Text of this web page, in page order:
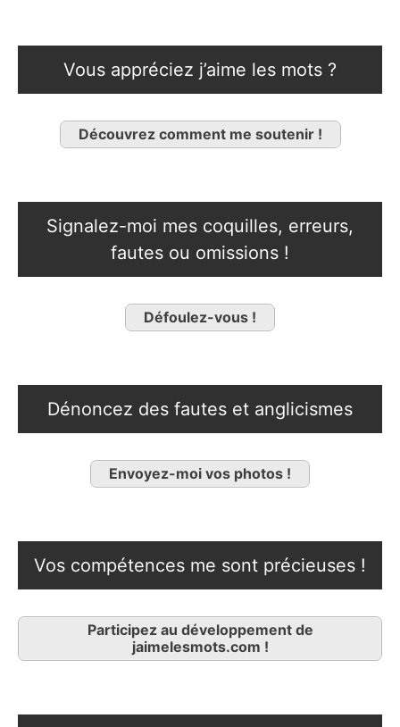
Vous appréciez j’aime les mots ?
Découvrez comment me soutenir !
Signalez-moi mes coquilles, erreurs,
fautes ou omissions !
Défoulez-vous !
Dénoncez des fautes et anglicismes
Envoyez-moi vos photos !
Vos compétences me sont précieuses !
Participez au développement de
jaimelesmots.com !